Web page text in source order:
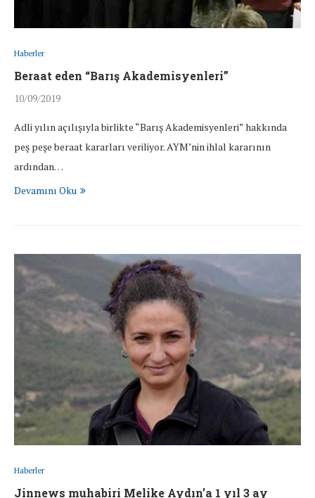
Haberler
Beraat eden “Barış Akademisyenleri”
10/09/2019
Adli yılın açılışıyla birlikte “Barış Akademisyenleri” hakkında
peş peşe beraat kararları veriliyor. AYM’nin ihlal kararının
ardından…
Devamını Oku
Haberler
Jinnews muhabiri Melike Aydın’a 1 yıl 3 ay